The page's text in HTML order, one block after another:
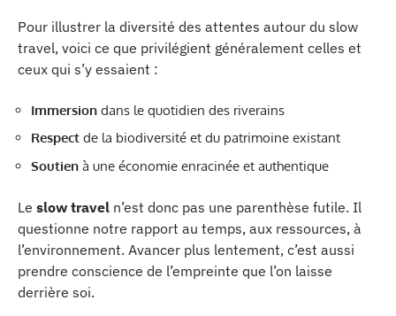
Pour illustrer la diversité des attentes autour du slow
travel, voici ce que privilégient généralement celles et
ceux qui s’y essaient :
Immersion dans le quotidien des riverains
Respect de la biodiversité et du patrimoine existant
Soutien à une économie enracinée et authentique
Le slow travel n’est donc pas une parenthèse futile. Il
questionne notre rapport au temps, aux ressources, à
l’environnement. Avancer plus lentement, c’est aussi
prendre conscience de l’empreinte que l’on laisse
derrière soi.